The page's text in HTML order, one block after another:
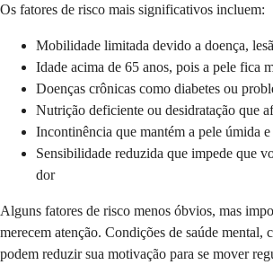
Os fatores de risco mais significativos incluem:
Mobilidade limitada devido a doença,
Idade acima de 65 anos, pois a pele fica
Doenças crônicas como diabetes ou
Nutrição deficiente ou desidratação que
Incontinência que mantém a pele úmida
Sensibilidade reduzida que impede que
dor
Alguns fatores de risco menos óbvios, mas
merecem atenção. Condições de saúde mental,
podem reduzir sua motivação para se mover